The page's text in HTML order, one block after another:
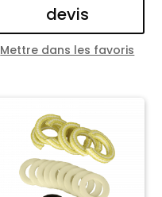
devis
Mettre dans les favoris